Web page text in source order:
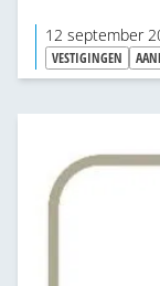
12 september
VESTIGINGEN